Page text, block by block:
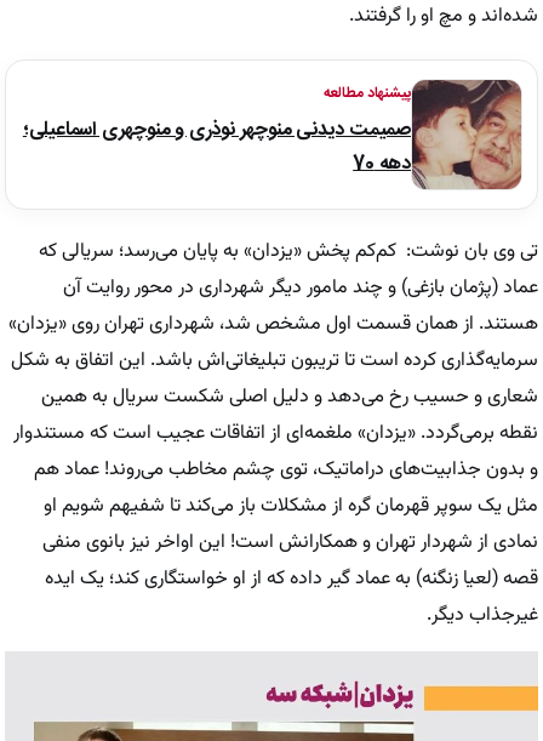
شده‌اند و مچ او را گرفتند.
پیشنهاد مطالعه
صمیمت دیدنی منوچهر نوذری و منوچهری اسماعیلی؛
دهه 70
تی وی بان نوشت: کم‌کم پخش «یزدان» به پایان می‌رسد؛ سریالی که
عماد (پژمان بازغی) و چند مامور دیگر شهرداری در محور روایت آن
هستند. از همان قسمت اول مشخص شد، شهرداری تهران روی «یزدان»
سرمایه‌گذاری کرده است تا تریبون تبلیغاتی‌اش باشد. این اتفاق به شکل
شعاری و حسیب رخ می‌دهد و دلیل اصلی شکست سریال به همین
نقطه برمی‌گردد. «یزدان» ملغمه‌ای از اتفاقات عجیب است که مستندوار
و بدون جذابیت‌های دراماتیک، توی چشم مخاطب می‌روند! عماد هم
مثل یک سوپر قهرمان گره از مشکلات باز می‌کند تا شفیهم شویم او
نمادی از شهردار تهران و همکارانش است! این اواخر نیز بانوی منفی
قصه (لعیا زنگنه) به عماد گیر داده که از او خواستگاری کند؛ یک ایده
غیرجذاب دیگر.